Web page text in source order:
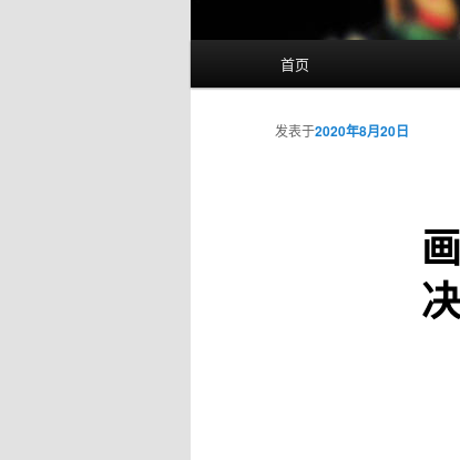
首页
发表于2020年8月20日